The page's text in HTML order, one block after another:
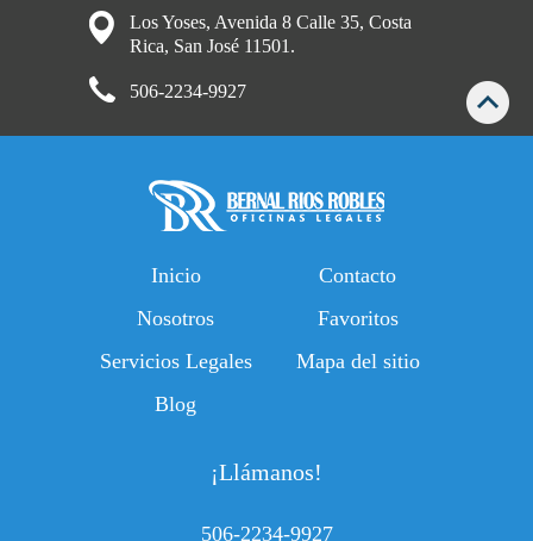
Los Yoses, Avenida 8 Calle 35, Costa
Rica, San José 11501.
506-2234-9927
Inicio
Nosotros
Servicios Legales
Blog
Contacto
Favoritos
Mapa del sitio
¡Llámanos!
506-2234-9927